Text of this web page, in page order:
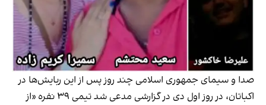
صدا و سیمای جمهوری اسلامی چند روز پس از این ربایش‌ها در
اکباتان، در روز اول دی در گزارشی مدعی شد تیمی ۳۹ نفره «از